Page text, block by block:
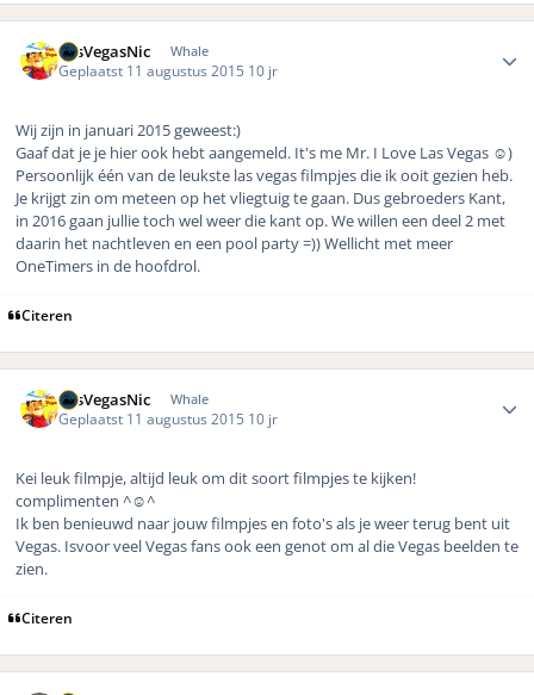
LasVegasNic Whale
Geplaatst 11 augustus 2015 10 jr
Wij zijn in januari 2015 geweest:)
Gaaf dat je je hier ook hebt aangemeld. It's me Mr. I Love Las Vegas ☺️)
Persoonlijk één van de leukste las vegas filmpjes die ik ooit gezien heb.
Je krijgt zin om meteen op het vliegtuig te gaan. Dus gebroeders Kant,
in 2016 gaan jullie toch wel weer die kant op. We willen een deel 2 met
daarin het nachtleven en een pool party =)) Wellicht met meer
OneTimers in de hoofdrol.
Citeren
LasVegasNic Whale
Geplaatst 11 augustus 2015 10 jr
Kei leuk filmpje, altijd leuk om dit soort filmpjes te kijken!
complimenten ^☺️^
Ik ben benieuwd naar jouw filmpjes en foto's als je weer terug bent uit
Vegas. Isvoor veel Vegas fans ook een genot om al die Vegas beelden te
zien.
Citeren